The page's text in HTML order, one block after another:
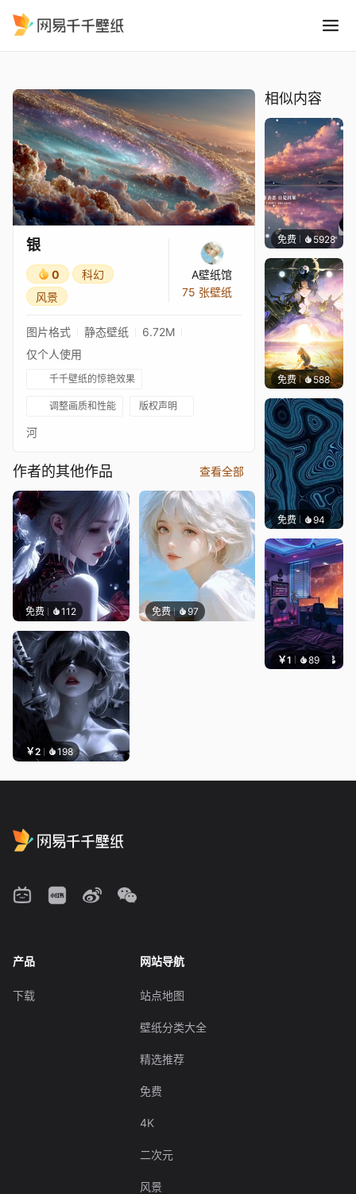
银
0
科幻
风景
A壁纸馆
75 张壁纸
图片格式 静态壁纸
6.72M
仅个人使用
千千壁纸的惊艳效果
调整画质和性能 版权声明
河
作者的其他作品 查看全部
免费 112 免费 97
￥2 198
相似内容
免费 5928冰茶
免费 588小鬼
免费 94
￥1 89 叮叮
产品
下载
网站导航
站点地图
壁纸分类大全
精选推荐
免费
4K
二次元
风景